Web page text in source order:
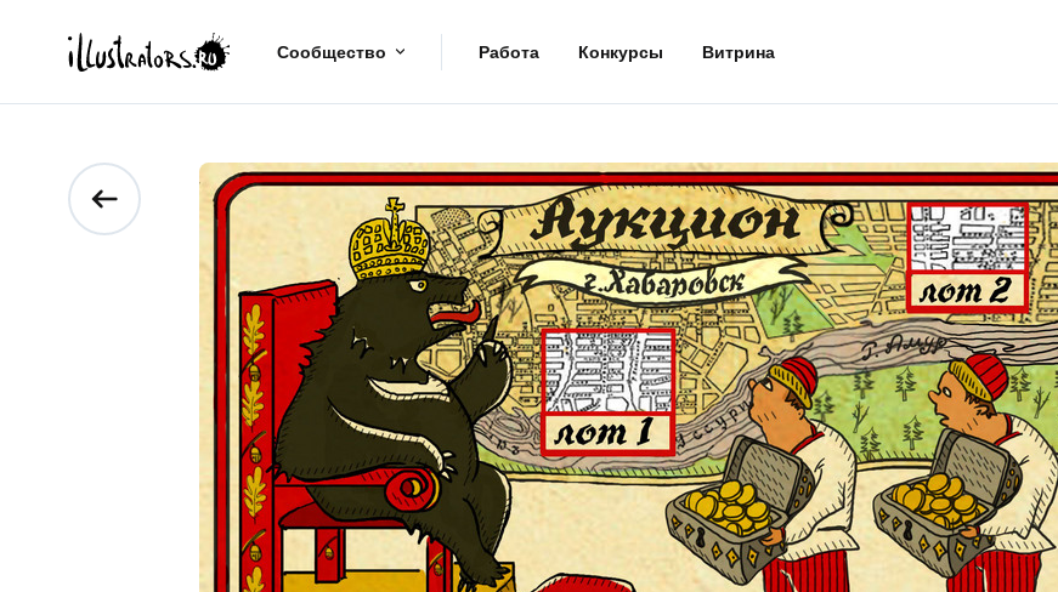
Сообщество Работа Конкурсы Витрина